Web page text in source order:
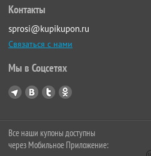
Контакты
sprosi@kupikupon.ru
Связаться с нами
Мы в Соцсетях
Все наши купоны доступны
через Мобильное Приложение: